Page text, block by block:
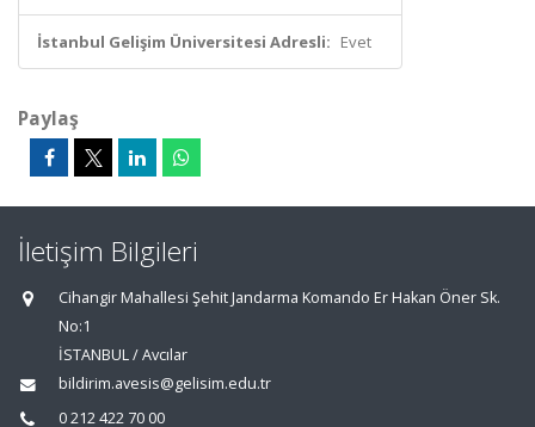
İstanbul Gelişim Üniversitesi Adresli: Evet
Paylaş
İletişim Bilgileri
Cihangir Mahallesi Şehit Jandarma Komando Er Hakan Öner Sk.
No:1
İSTANBUL / Avcılar
bildirim.avesis@gelisim.edu.tr
0 212 422 70 00